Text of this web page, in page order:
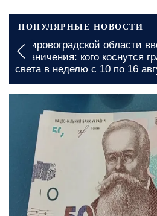
ПОПУЛЯРНЫЕ НОВОСТИ
В Кировоградской области
ограничения: кого коснутся
света в неделю с 10 по 16